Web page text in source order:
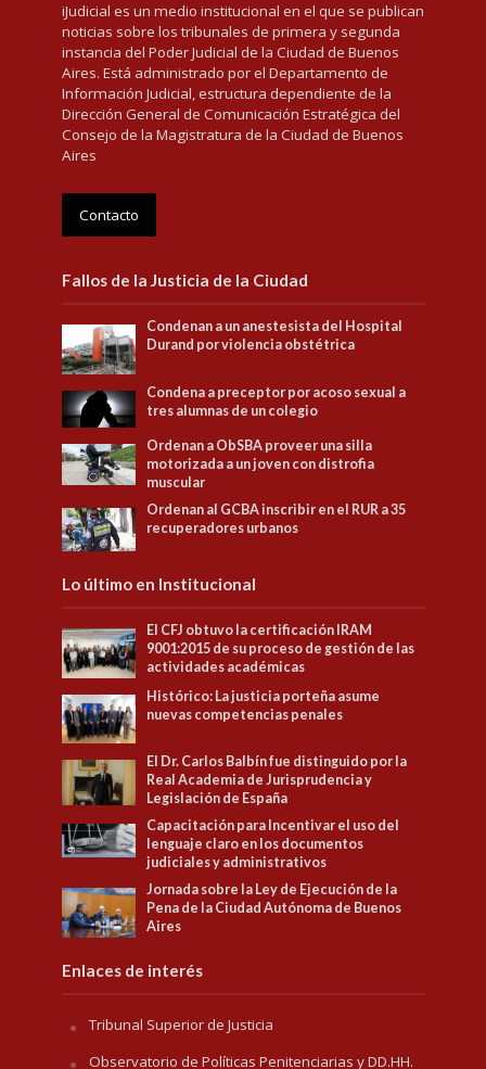
iJudicial es un medio institucional en el que se publican
noticias sobre los tribunales de primera y segunda
instancia del Poder Judicial de la Ciudad de Buenos
Aires. Está administrado por el Departamento de
Información Judicial, estructura dependiente de la
Dirección General de Comunicación Estratégica del
Consejo de la Magistratura de la Ciudad de Buenos
Aires
Contacto
Fallos de la Justicia de la Ciudad
Condenan a un anestesista del Hospital
Durand por violencia obstétrica
Condena a preceptor por acoso sexual a
tres alumnas de un colegio
Ordenan a ObSBA proveer una silla
motorizada a un joven con distrofia
muscular
Ordenan al GCBA inscribir en el RUR a 35
recuperadores urbanos
Lo último en Institucional
El CFJ obtuvo la certificación IRAM
9001:2015 de su proceso de gestión de las
actividades académicas
Histórico: La justicia porteña asume
nuevas competencias penales
El Dr. Carlos Balbín fue distinguido por la
Real Academia de Jurisprudencia y
Legislación de España
Capacitación para Incentivar el uso del
lenguaje claro en los documentos
judiciales y administrativos
Jornada sobre la Ley de Ejecución de la
Pena de la Ciudad Autónoma de Buenos
Aires
Enlaces de interés
Tribunal Superior de Justicia
Observatorio de Políticas Penitenciarias y DD.HH.